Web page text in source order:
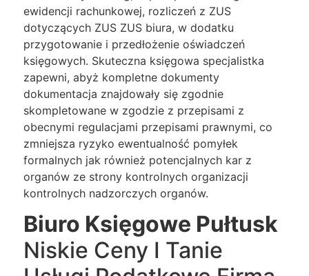
ewidencji rachunkowej, rozliczeń z ZUS
dotyczących ZUS ZUS biura, w dodatku
przygotowanie i przedłożenie oświadczeń
księgowych. Skuteczna księgowa specjalistka
zapewni, abyż kompletne dokumenty
dokumentacja znajdowały się zgodnie
skompletowane w zgodzie z przepisami z
obecnymi regulacjami przepisami prawnymi, co
zmniejsza ryzyko ewentualność pomyłek
formalnych jak również potencjalnych kar z
organów ze strony kontrolnych organizacji
kontrolnych nadzorczych organów.
Biuro Księgowe Pułtusk
Niskie Ceny I Tanie